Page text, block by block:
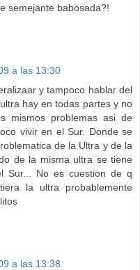
semejante babosada?!
a las 13:30
y tampoco hablar del
hay en todas partes y no
mismos problemas asi de
vivir en el Sur. Donde se
de la Ultra y de la
de la misma ultra se tiene
Sur... No es cuestion de q
la ultra probablemente
a las 13:38